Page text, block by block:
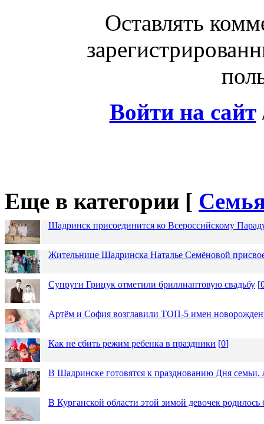
Оставлять
Войти на сайт
Еще в категории [
Шадринск присоединится ко Всероссийскому
Жительнице Шадринска Наталье Семёновой
Супруги Грицук отметили бриллиантовую свадьбу [
Артём и София возглавили ТОП-5 имен
Как не сбить режим ребенка в праздники [0]
В Шадринске готовятся к празднованию Дня семьи,
В Курганской области этой зимой девочек